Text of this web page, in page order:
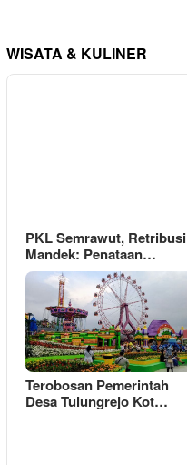
WISATA & KULINER
PKL Semrawut, Retribusi
Mandek: Penataan…
Terobosan Pemerintah
Desa Tulungrejo Kot…